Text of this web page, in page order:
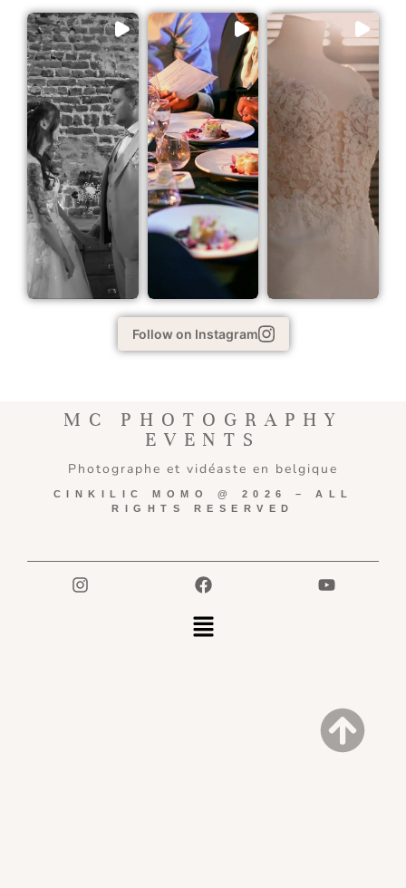
Follow on Instagram
MC PHOTOGRAPHY
EVENTS
Photographe et vidéaste en belgique
CINKILIC MOMO @ 2026 – ALL
RIGHTS RESERVED